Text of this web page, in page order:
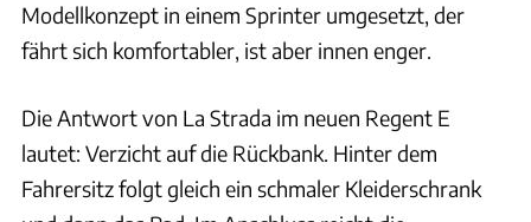
Modellkonzept in einem Sprinter umgesetzt, der
fährt sich komfortabler, ist aber innen enger.
Die Antwort von La Strada im neuen Regent E
lautet: Verzicht auf die Rückbank. Hinter dem
Fahrersitz folgt gleich ein schmaler Kleiderschrank